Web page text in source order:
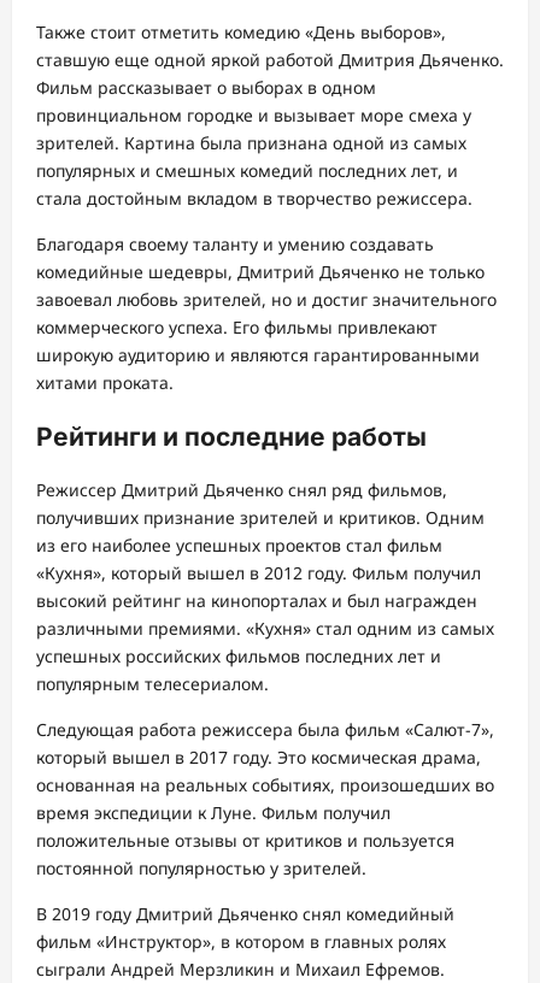
Также стоит отметить комедию «День выборов»,
ставшую еще одной яркой работой Дмитрия Дьяченко.
Фильм рассказывает о выборах в одном
провинциальном городке и вызывает море смеха у
зрителей. Картина была признана одной из самых
популярных и смешных комедий последних лет, и
стала достойным вкладом в творчество режиссера.
Благодаря своему таланту и умению создавать
комедийные шедевры, Дмитрий Дьяченко не только
завоевал любовь зрителей, но и достиг значительного
коммерческого успеха. Его фильмы привлекают
широкую аудиторию и являются гарантированными
хитами проката.
Рейтинги и последние работы
Режиссер Дмитрий Дьяченко снял ряд фильмов,
получивших признание зрителей и критиков. Одним
из его наиболее успешных проектов стал фильм
«Кухня», который вышел в 2012 году. Фильм получил
высокий рейтинг на кинопорталах и был награжден
различными премиями. «Кухня» стал одним из самых
успешных российских фильмов последних лет и
популярным телесериалом.
Следующая работа режиссера была фильм «Салют-7»,
который вышел в 2017 году. Это космическая драма,
основанная на реальных событиях, произошедших во
время экспедиции к Луне. Фильм получил
положительные отзывы от критиков и пользуется
постоянной популярностью у зрителей.
В 2019 году Дмитрий Дьяченко снял комедийный
фильм «Инструктор», в котором в главных ролях
сыграли Андрей Мерзликин и Михаил Ефремов.